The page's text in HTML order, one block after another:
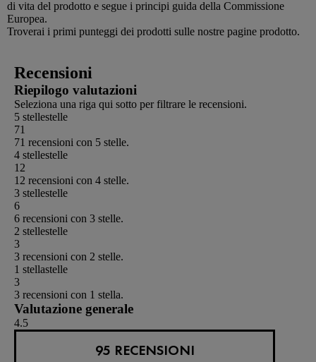
di vita del prodotto e segue i principi guida della Commissione
Europea.
Troverai i primi punteggi dei prodotti sulle nostre pagine prodotto.
Recensioni
Riepilogo valutazioni
Seleziona una riga qui sotto per filtrare le recensioni.
5 stellestelle
71
71 recensioni con 5 stelle.
4 stellestelle
12
12 recensioni con 4 stelle.
3 stellestelle
6
6 recensioni con 3 stelle.
2 stellestelle
3
3 recensioni con 2 stelle.
1 stellastelle
3
3 recensioni con 1 stella.
Valutazione generale
4.5
95 RECENSIONI